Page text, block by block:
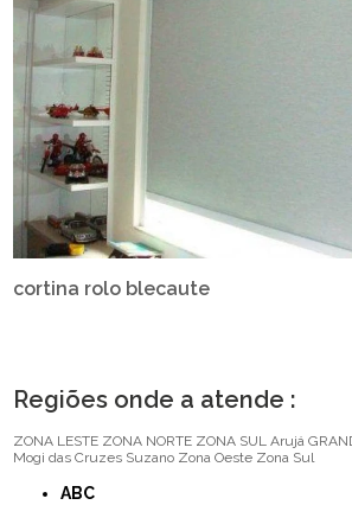
cortina rolo blecaute
Regiões onde a atende :
ZONA LESTE ZONA NORTE ZONA SUL Arujá
Mogi das Cruzes Suzano Zona Oeste Zona Sul
ABC